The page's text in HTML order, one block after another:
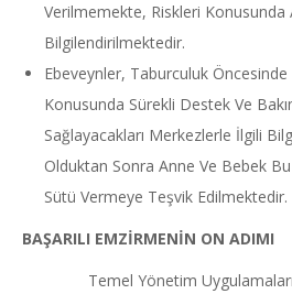
Verilmemekte, Riskleri Konusunda
Bilgilendirilmektedir.
Ebeveynler, Taburculuk
Konusunda Sürekli Destek Ve
Sağlayacakları Merkezlerle İlgili
Olduktan Sonra Anne Ve Bebek
Sütü Vermeye Teşvik Edilmektedir.
BAŞARILI EMZİRMENİN ON ADIMI
Temel Yönetim Uygulamaları